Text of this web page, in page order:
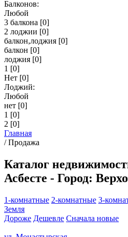
Балконов:
Любой
3 балкона [0]
2 лоджии [0]
балкон,лоджия [0]
балкон [0]
лоджия [0]
1 [0]
Нет [0]
Лоджий:
Любой
нет [0]
1 [0]
2 [0]
Главная
/Продажа
Каталог
Асбесте - Город:
1-комнатные 2-комнатные 3-
Земля
Дороже Дешевле Сначала новые